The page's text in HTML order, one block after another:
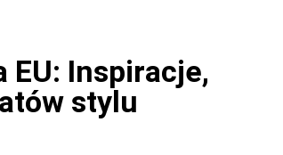
EU: Inspiracje,
stylu